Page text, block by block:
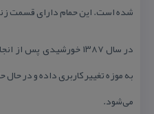
شده است. این حمام دارای قسمت
در سال ۱۳۸۷ خورشیدی
به موزه تغییر كاربری داده و در
می‌شود.